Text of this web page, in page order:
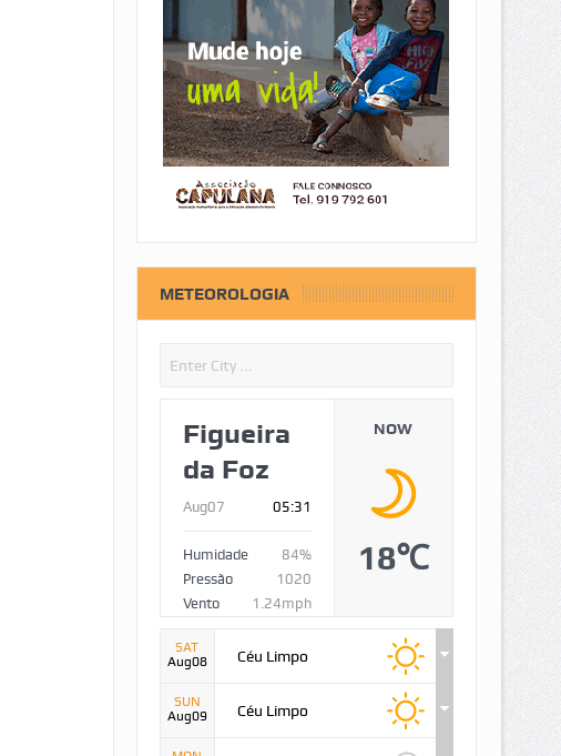
METEOROLOGIA
Figueira
da Foz
Aug07 05:31
Humidade
84%
Pressão
1020
Vento
1.24mph
NOW
18℃
SAT
Aug08
Céu Limpo
SUN
Aug09
Céu Limpo